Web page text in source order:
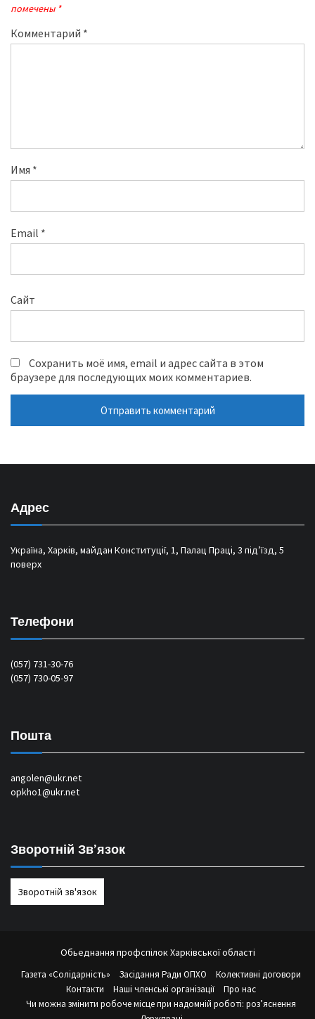
помечены *
Комментарий *
Имя *
Email *
Сайт
Сохранить моё имя, email и адрес сайта в этом
браузере для последующих моих комментариев.
Адрес
Україна, Харків, майдан Конституції, 1, Палац Праці, 3 під’їзд, 5
поверх
Телефони
(057) 731-30-76
(057) 730-05-97
Пошта
angolen@ukr.net
opkho1@ukr.net
Зворотній Зв’язок
Зворотній зв'язок
Обьеднання профспілок Харківської області
Газета «Солідарність» Засідання Ради ОПХО
Колективні договори
Контакти
Наші членські організації
Про нас
Чи можна змінити робоче місце при надомній роботі: роз’яснення